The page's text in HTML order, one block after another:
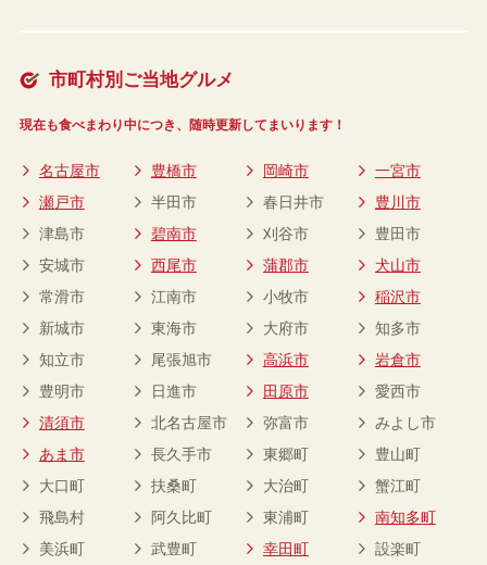
市町村別ご当地グルメ
現在も食べまわり中につき、随時更新してまいります！
名古屋市 豊橋市 岡崎市
一宮市
瀬戸市
半田市 春日井市
豊川市
津島市
碧南市 刈谷市
豊田市
安城市
西尾市 蒲郡市
犬山市
常滑市
江南市 小牧市
稲沢市
新城市
東海市 大府市
知多市
知立市
尾張旭市 高浜市
岩倉市
豊明市
日進市 田原市
愛西市
清須市
北名古屋市 弥富市
みよし市
あま市
長久手市 東郷町
豊山町
大口町
扶桑町 大治町
蟹江町
飛島村
阿久比町 東浦町
南知多町
美浜町
武豊町 幸田町
設楽町